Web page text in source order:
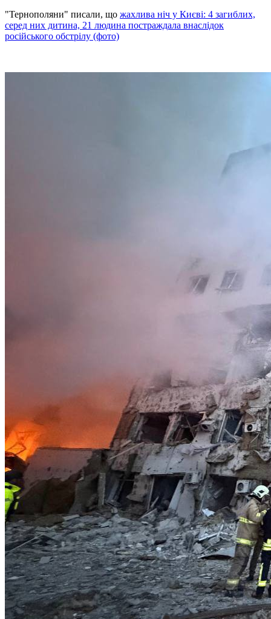
"Тернополяни" писали, що жахлива ніч у Києві: 4 загиблих,
серед них дитина, 21 людина постраждала внаслідок
російського обстрілу (фото)